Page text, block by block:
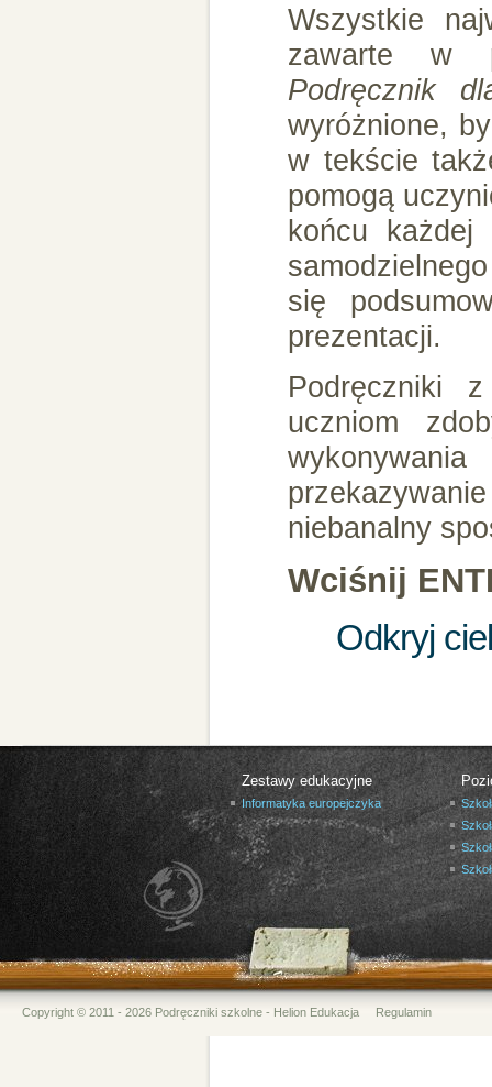
Wszystkie
zawarte w
Podręcznik
wyróżnione,
w tekście
pomogą
końcu
się
prezentacji.
Podręczniki
uczniom
niebanalny
Wciśnij
Odkryj
Zestawy edukacyjne
Informatyka europejczyka
Copyright © 2011 - 2026 Podręczniki szkolne - Helion Edukacja Regulamin